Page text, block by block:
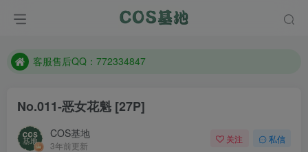
遇到任何问题加客服QQ：772334847
客服售后QQ：772334847
防失联：百度搜索《一七天佳》，实时查看最新站点。
No.011-恶女花魁 [27P]
COS基地
3年前更新
关注 私信